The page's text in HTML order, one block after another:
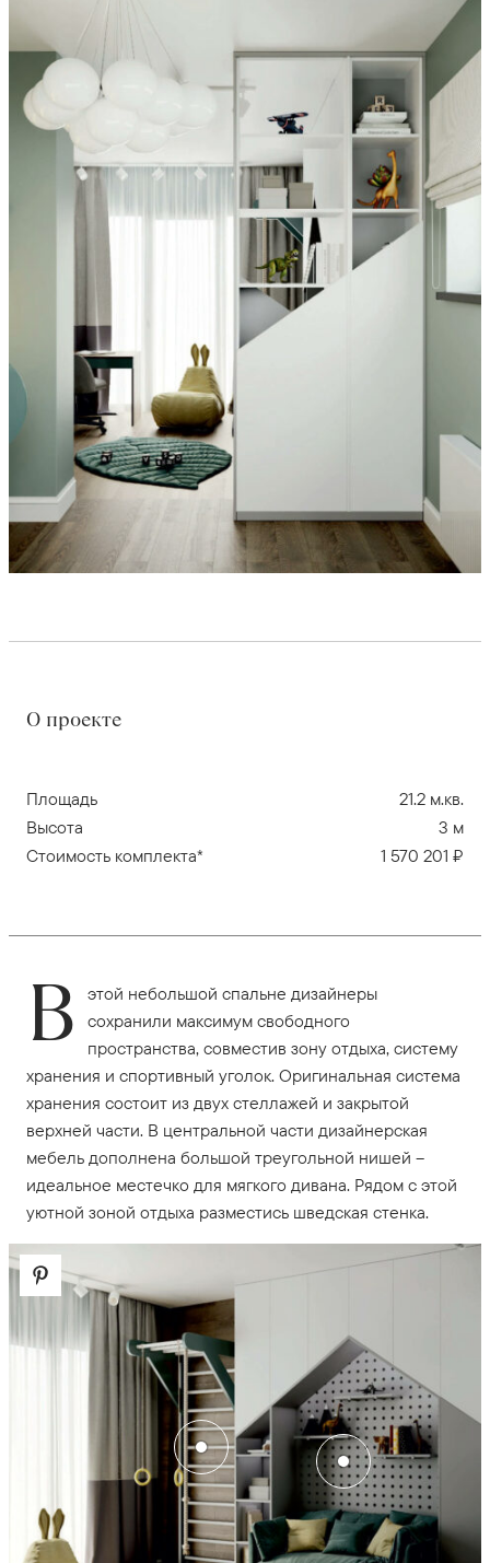
О проекте
Площадь
21.2 м.кв.
Высота
3 м
Стоимость комплекта*
1 570 201 ₽
В
этой небольшой спальне дизайнеры
сохранили максимум свободного
пространства, совместив зону отдыха, систему
хранения и спортивный уголок. Оригинальная система
хранения состоит из двух стеллажей и закрытой
верхней части. В центральной части дизайнерская
мебель дополнена большой треугольной нишей –
идеальное местечко для мягкого дивана. Рядом с этой
уютной зоной отдыха разместись шведская стенка.